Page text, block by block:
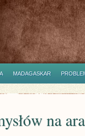
MADAGASKAR
na